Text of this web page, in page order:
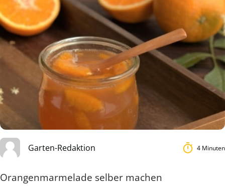
Garten-Redaktion 4 Minuten
Orangenmarmelade selber machen